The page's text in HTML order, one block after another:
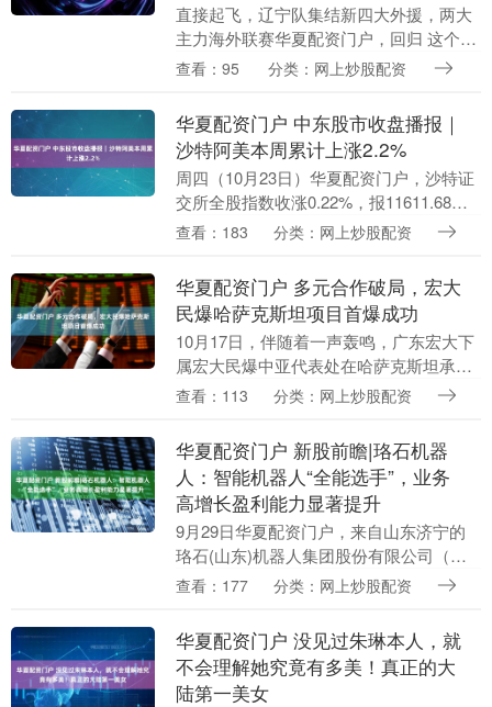
直接起飞，辽宁队集结新四大外援，两大
主力海外联赛华夏配资门户，回归 这个夏
天辽宁队整体来说是损失比较严重的，不
着昨天奥利弗....
查看：95 分类：网上炒股配资
华夏配资门户 中东股市收盘播报｜
沙特阿美本周累计上涨2.2%
周四（10月23日）华夏配资门户，沙特证
交所全股指数收涨0.22%，报11611.68
点，本周（连续五个自然日）累计下跌
查看：183 分类：网上炒股配资
华夏配资门户 多元合作破局，宏大
民爆哈萨克斯坦项目首爆成功
10月17日，伴随着一声轰鸣，广东宏大下
属宏大民爆中亚代表处在哈萨克斯坦承揽
的项目，顺利完成首次爆破作业华夏配资
企业“多样化....
查看：113 分类：网上炒股配资
华夏配资门户 新股前瞻|珞石机器
人：智能机器人“全能选手”，业务
高增长盈利能力显著提升
9月29日华夏配资门户，来自山东济宁的
珞石(山东)机器人集团股份有限公司（简
称“珞石机器人”）向港交所递交上市申
量产企业....
查看：177 分类：网上炒股配资
华夏配资门户 没见过朱琳本人，就
不会理解她究竟有多美！真正的大
陆第一美女